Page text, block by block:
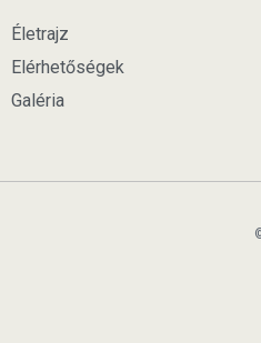
Életrajz
Elérhetőségek
Galéria